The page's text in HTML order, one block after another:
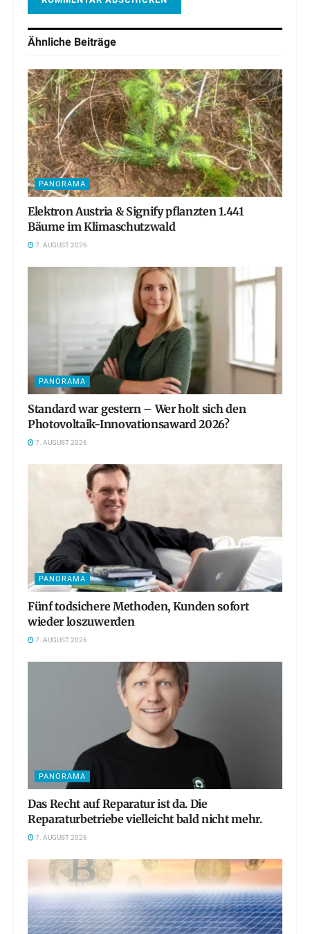
Ähnliche Beiträge
PANORAMA
Elektron Austria & Signify pflanzten 1.441
Bäume im Klimaschutzwald
7. AUGUST 2026
PANORAMA
Standard war gestern – Wer holt sich den
Photovoltaik-Innovationsaward 2026?
7. AUGUST 2026
PANORAMA
Fünf todsichere Methoden, Kunden sofort
wieder loszuwerden
7. AUGUST 2026
PANORAMA
Das Recht auf Reparatur ist da. Die
Reparaturbetriebe vielleicht bald nicht mehr.
7. AUGUST 2026